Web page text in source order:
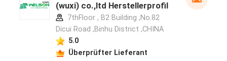
(wuxi) co.,ltd Herstellerprofil
7thFloor , B2 Building ,No.82
Dicui Road ,Binhu District ,CHINA
5.0
Überprüfter Lieferant